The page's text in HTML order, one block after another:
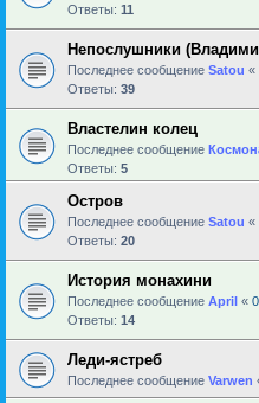
Ответы: 11
Непослушники
Последнее сообщение Satou «
Ответы: 39
Властелин колец
Последнее сообщение
Ответы: 5
Остров
Последнее сообщение Satou «
Ответы: 20
История монахини
Последнее сообщение April «
Ответы: 14
Леди-ястреб
Последнее сообщение Varwen